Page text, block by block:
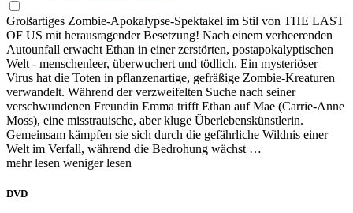
Großartiges Zombie-Apokalypse-Spektakel im Stil von THE LAST
OF US mit herausragender Besetzung! Nach einem verheerenden
Autounfall erwacht Ethan in einer zerstörten, postapokalyptischen
Welt - menschenleer, überwuchert und tödlich. Ein mysteriöser
Virus hat die Toten in pflanzenartige, gefräßige Zombie-Kreaturen
verwandelt. Während der verzweifelten Suche nach seiner
verschwundenen Freundin Emma trifft Ethan auf Mae (Carrie-Anne
Moss), eine misstrauische, aber kluge Überlebenskünstlerin.
Gemeinsam kämpfen sie sich durch die gefährliche Wildnis einer
Welt im Verfall, während die Bedrohung wächst …
mehr lesen weniger lesen
DVD